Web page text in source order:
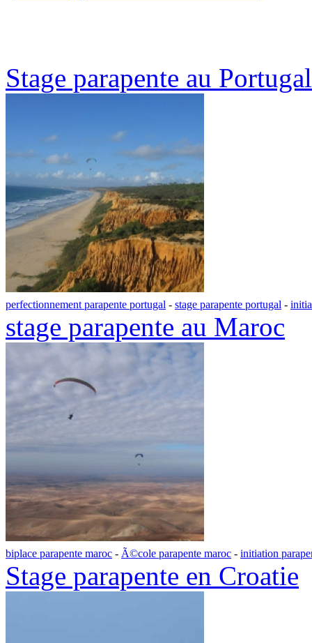
Stage parapente au Portugal
perfectionnement parapente portugal - stage parapente portugal -
stage parapente au Maroc
biplace parapente maroc - Ã©cole parapente maroc - initiation
Stage parapente en Croatie